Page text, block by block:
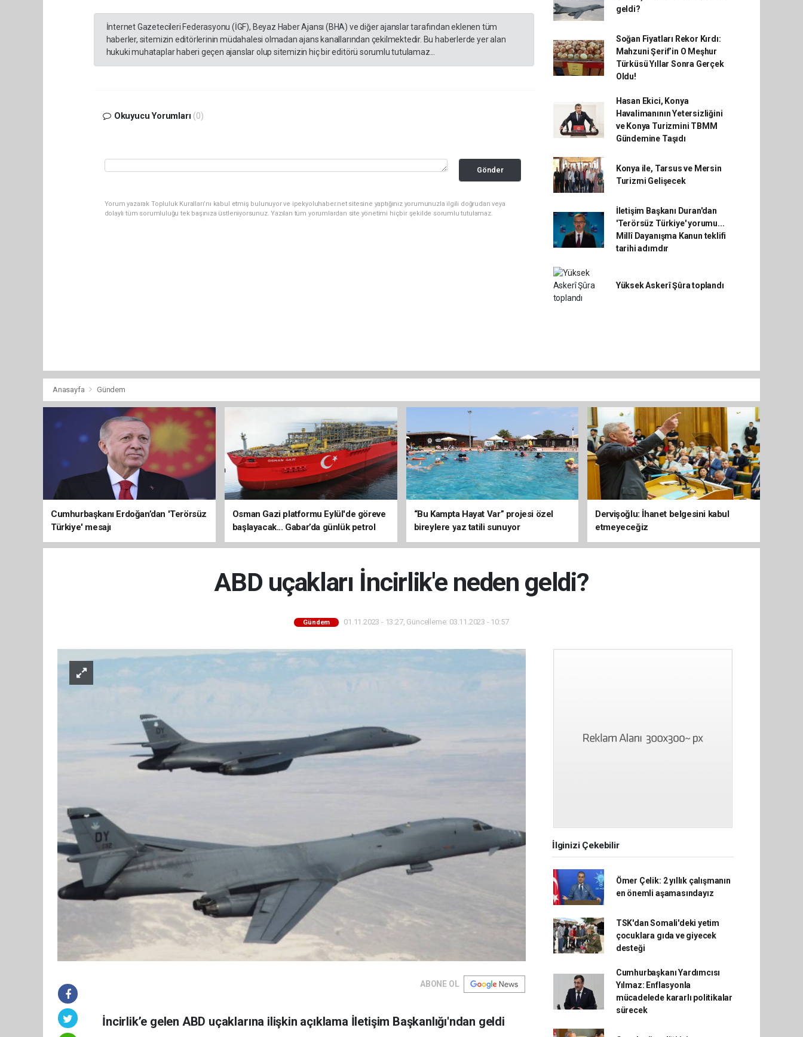
İnternet Gazetecileri Federasyonu (İGF), Beyaz Haber Ajansı (BHA) ve diğer ajanslar tarafından eklenen tüm
haberler, sitemizin editörlerinin müdahalesi olmadan ajans kanallarından çekilmektedir. Bu haberlerde yer alan
hukuki muhataplar haberi geçen ajanslar olup sitemizin hiç bir editörü sorumlu tutulamaz...
Okuyucu Yorumları (0)
Gönder
Yorum yazarak Topluluk Kuralları’nı kabul etmiş bulunuyor ve ipekyoluhaber.net sitesine yaptığınız yorumunuzla ilgili doğrudan veya
dolaylı tüm sorumluluğu tek başınıza üstleniyorsunuz. Yazılan tüm yorumlardan site yönetimi hiçbir şekilde sorumlu tutulamaz.
geldi?
Soğan Fiyatları Rekor Kırdı:
Mahzuni Şerif’in O Meşhur
Türküsü Yıllar Sonra Gerçek
Oldu!
Hasan Ekici, Konya
Havalimanının Yetersizliğini
ve Konya Turizmini TBMM
Gündemine Taşıdı
Konya ile, Tarsus ve Mersin
Turizmi Gelişecek
İletişim Başkanı Duran'dan
'Terörsüz Türkiye' yorumu...
Millî Dayanışma Kanun teklifi
tarihi adımdır
Yüksek Askerî Şûra toplandı
Anasayfa Gündem
Cumhurbaşkanı Erdoğan’dan 'Terörsüz
Türkiye' mesajı
Osman Gazi platformu Eylül'de göreve
başlayacak... Gabar’da günlük petrol
üretimi 83 bin 200 varile ulaştı
“Bu Kampta Hayat Var” projesi özel
bireylere yaz tatili sunuyor
Dervişoğlu: İhanet belgesini kabul
etmeyeceğiz
ABD uçakları İncirlik'e neden geldi?
Gündem 01.11.2023 - 13:27, Güncelleme: 03.11.2023 - 10:57
ABONE OL
İncirlik’e gelen ABD uçaklarına ilişkin açıklama İletişim Başkanlığı'ndan geldi
İlginizi Çekebilir
Ömer Çelik: 2 yıllık çalışmanın
en önemli aşamasındayız
TSK'dan Somali'deki yetim
çocuklara gıda ve giyecek
desteği
Cumhurbaşkanı Yardımcısı
Yılmaz: Enflasyonla
mücadelede kararlı politikalar
sürecek